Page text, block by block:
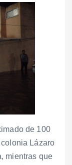
de 100
Lázaro
mientras que